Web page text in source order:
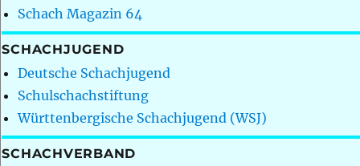
Schach Magazin 64
SCHACHJUGEND
Deutsche Schachjugend
Schulschachstiftung
Württenbergische Schachjugend (WSJ)
SCHACHVERBAND